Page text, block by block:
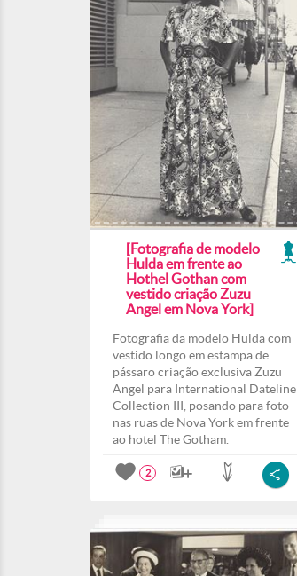
[Fotografia de modelo
Hulda em frente ao
Hothel Gothan com
vestido criação Zuzu
Angel em Nova York]
Fotografia da modelo Hulda com
vestido longo em estampa de
pássaro criação exclusiva Zuzu
Angel para International Dateline
Collection III, posando para foto
nas ruas de Nova York em frente
ao hotel The Gotham.
2